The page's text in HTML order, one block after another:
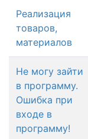
Реализация
товаров,
материалов
Не могу зайти
в программу.
Ошибка при
входе в
программу!